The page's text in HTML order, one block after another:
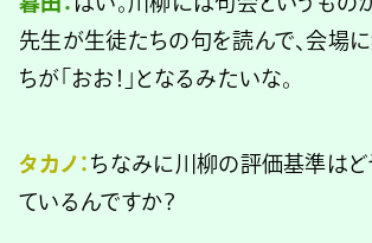
先生が生徒たちの句を読んで、会場
ちが「おお！」となるみたいな。
タカノ： ちなみに川柳の評価基準はど
ているんですか？